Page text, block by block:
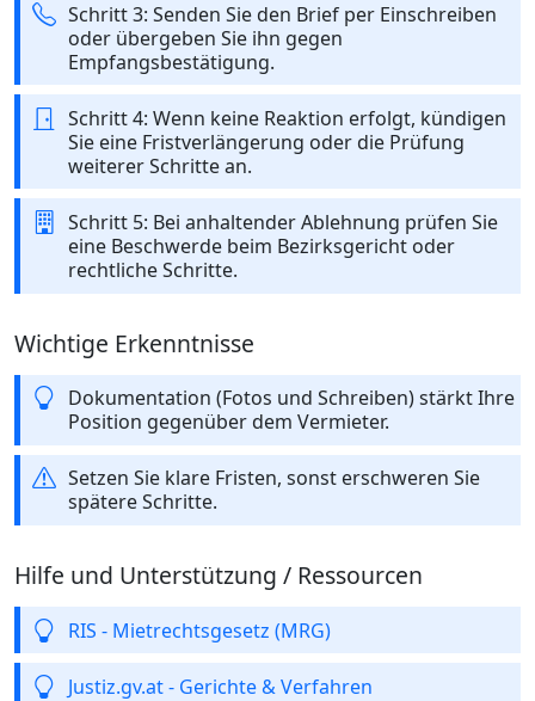
Schritt 3: Senden Sie den Brief per Einschreiben
oder übergeben Sie ihn gegen
Empfangsbestätigung.
Schritt 4: Wenn keine Reaktion erfolgt, kündigen
Sie eine Fristverlängerung oder die Prüfung
weiterer Schritte an.
Schritt 5: Bei anhaltender Ablehnung prüfen Sie
eine Beschwerde beim Bezirksgericht oder
rechtliche Schritte.
Wichtige Erkenntnisse
Dokumentation (Fotos und Schreiben) stärkt Ihre
Position gegenüber dem Vermieter.
Setzen Sie klare Fristen, sonst erschweren Sie
spätere Schritte.
Hilfe und Unterstützung / Ressourcen
RIS - Mietrechtsgesetz (MRG)
Justiz.gv.at - Gerichte & Verfahren